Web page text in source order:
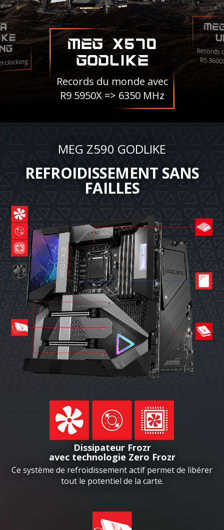
MEG X570
GODLIKE
Records du monde avec
R9 5950X => 6350 MHz
R5
MEG Z590 GODLIKE
REFROIDISSEMENT SANS
FAILLES
Dissipateur Frozr
avec technologie Zero Frozr
Ce système de refroidissement actif permet de libérer
tout le potentiel de la carte.